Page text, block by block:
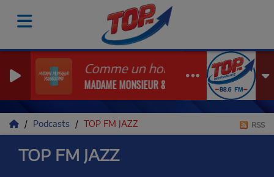
Comme un homme
MADAME MONSIEUR & YOUSSOUPHA
Podcasts TOP FM JAZZ
TOP FM JAZZ
RSS